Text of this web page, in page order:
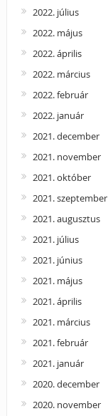
2022. július
2022. május
2022. április
2022. március
2022. február
2022. január
2021. december
2021. november
2021. október
2021. szeptember
2021. augusztus
2021. július
2021. június
2021. május
2021. április
2021. március
2021. február
2021. január
2020. december
2020. november